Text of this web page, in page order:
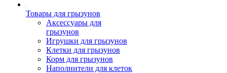
Товары для грызунов
Аксессуары для
грызунов
Игрушки для грызунов
Клетки для грызунов
Корм для грызунов
Наполнители для клеток